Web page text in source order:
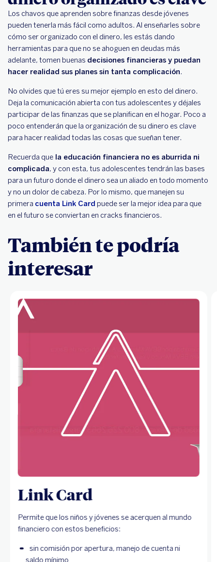
Los chavos que aprenden sobre finanzas desde jóvenes
pueden tenerla más fácil como adultos. Al enseñarles sobre
cómo ser organizado con el dinero, les estás dando
herramientas para que no se ahoguen en deudas más
adelante, tomen buenas decisiones financieras y puedan
hacer realidad sus planes sin tanta complicación.
No olvides que tú eres su mejor ejemplo en esto del dinero.
Deja la comunicación abierta con tus adolescentes y déjales
participar de las finanzas que se planifican en el hogar. Poco a
poco entenderán que la organización de su dinero es clave
para hacer realidad todas las cosas que sueñan tener.
Recuerda que la educación financiera no es aburrida ni
complicada, y con esta, tus adolescentes tendrán las bases
para un futuro donde el dinero sea un aliado en todo momento
y no un dolor de cabeza. Por lo mismo, que manejen su
primera cuenta Link Card puede ser la mejor idea para que
en el futuro se conviertan en cracks financieros.
También te podría
interesar
Link Card
Permite que los niños y jóvenes se acerquen al mundo
financiero con estos beneficios:
sin comisión por apertura, manejo de cuenta ni
saldo mínimo